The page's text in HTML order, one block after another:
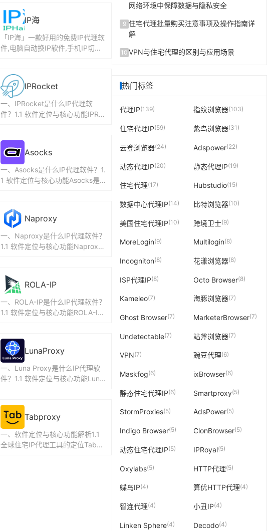
IP海
「IP海」一款好用的免费IP代理软
件,电脑自动换IP软件,手机IP切换
IPRocket
一、IPRocket是什么IP代理软
件？1.1 软件定位与核心功能IPRo
Asocks
一、Asocks是什么IP代理软件？1.
1 软件定位与核心功能Asocks是
Naproxy
一、Naproxy是什么IP代理软件？
1.1 软件定位与核心功能Naproxy
ROLA-IP
一、ROLA-IP是什么IP代理软件？
1.1 软件定位与核心功能ROLA-IP
LunaProxy
一、Luna Proxy是什么IP代理软
件？1.1 软件定位与核心功能Luna
Tabproxy
一、软件定位与核心功能解析1.1
全球住宅IP代理工具的定位Tabpr
网络环境中保障数据与隐私安全
9 住宅代理批量购买注意事项及操作指南详
解
10 VPN与住宅代理的区别与应用场景
热门标签
代理IP(139) 指纹浏览器(103)
住宅代理IP(59) 紫鸟浏览器(31)
云登浏览器(24) Adspower(22)
动态代理IP(20) 静态代理IP(19)
住宅代理(17) Hubstudio(15)
数据中心代理IP(14) 比特浏览器(10)
美国住宅代理IP(10) 跨境卫士(9)
MoreLogin(9) Multilogin(8)
Incogniton(8) 花漾浏览器(8)
ISP代理IP(8) Octo Browser(8)
Kameleo(7) 海豚浏览器(7)
Ghost Browser(7) MarketerBrowser(7)
Undetectable(7) 站斧浏览器(7)
VPN(7) 豌豆代理(6)
Maskfog(6) ixBrowser(6)
静态住宅代理IP(6) Smartproxy(5)
StormProxies(5) AdsPower(5)
Indigo Browser(5) ClonBrowser(5)
动态住宅代理IP(5) IPRoyal(5)
Oxylabs(5) HTTP代理(5)
蝶鸟IP(4) 算优HTTP代理(4)
智连代理(4) 小丑IP(4)
Linken Sphere(4) Decodo(4)